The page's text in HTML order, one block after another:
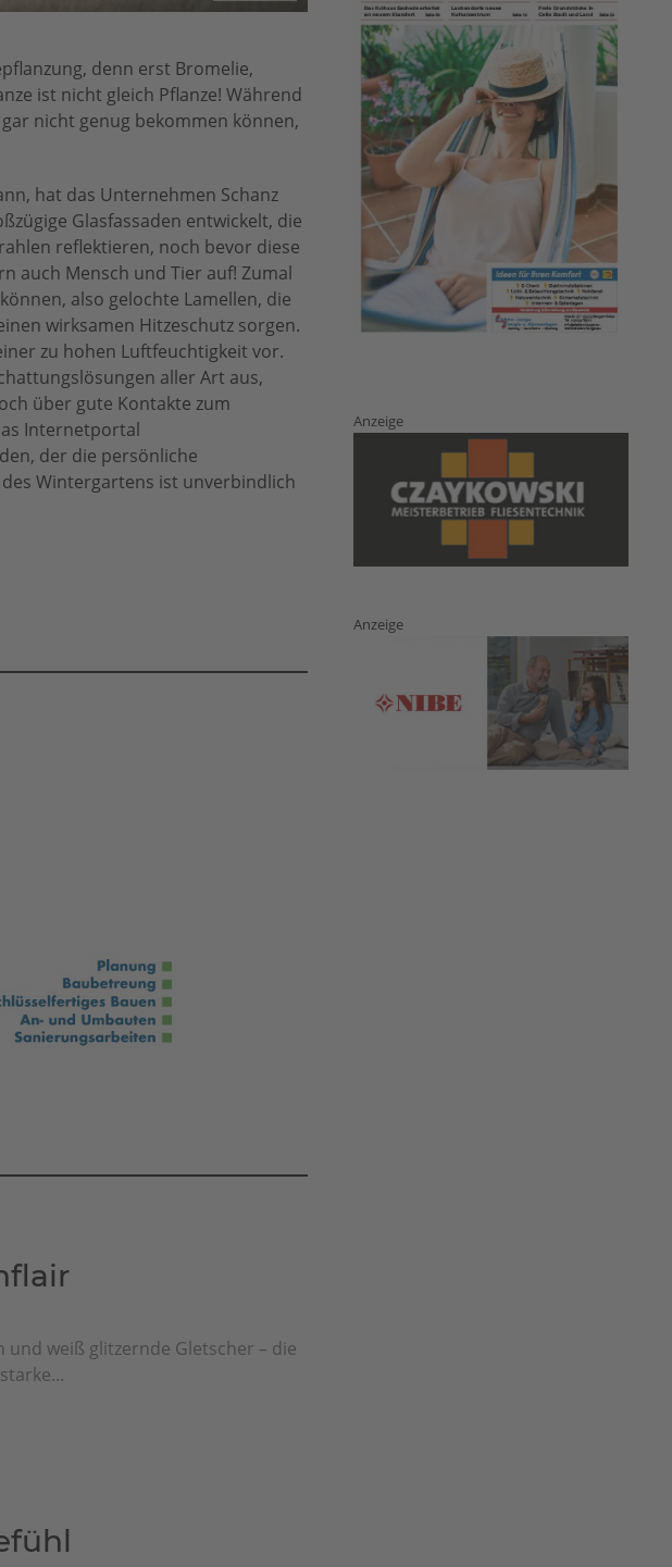
denn erst Bromelie,
ist nicht gleich Pflanze! Während
nicht genug bekommen können,
hat das Unternehmen Schanz
Glasfassaden entwickelt, die
reflektieren, noch bevor diese
auch Mensch und Tier auf! Zumal
also gelochte Lamellen, die
wirksamen Hitzeschutz sorgen.
zu hohen Luftfeuchtigkeit vor.
aller Art aus,
über gute Kontakte zum
Internetportal
der die persönliche
Wintergartens ist unverbindlich
weiß glitzernde Gletscher – die
Anzeige
Anzeige